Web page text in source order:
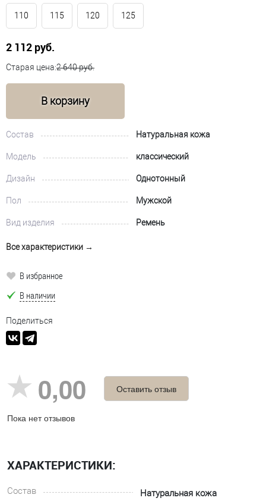
110 115 120 125
2 112 руб.
Старая цена:2 640 руб.
В корзину
Состав Натуральная кожа
Модель классический
Дизайн Однотонный
Пол Мужской
Вид изделия Ремень
Все характеристики →
В избранное
В наличии
Поделиться
0,00
Пока нет отзывов
Оставить отзыв
ХАРАКТЕРИСТИКИ:
Состав
Натуральная кожа